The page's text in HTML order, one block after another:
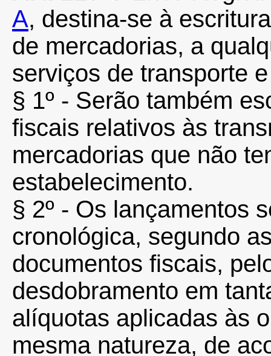
A, destina-se à
de mercadorias, a
serviços de transporte
§ 1º - Serão também
fiscais relativos às
mercadorias que não
estabelecimento.
§ 2º - Os lançamentos
cronológica, segundo
documentos fiscais,
desdobramento em
alíquotas aplicadas às
mesma natureza, de